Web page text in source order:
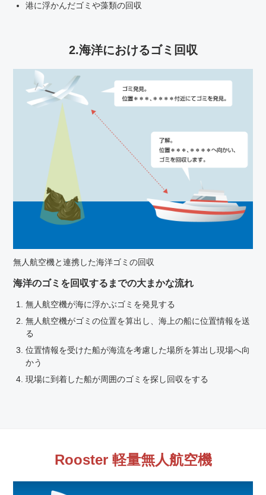
港に浮かんだゴミや藻類の回収
2.海洋におけるゴミ回収
無人航空機と連携した海洋ゴミの回収
海洋のゴミを回収するまでの大まかな流れ
無人航空機が海に浮かぶゴミを発見する
無人航空機がゴミの位置を算出し、海上の船に位置情報を送
る
位置情報を受けた船が海流を考慮した場所を算出し現場へ向
かう
現場に到着した船が周囲のゴミを探し回収をする
Rooster 軽量無人航空機